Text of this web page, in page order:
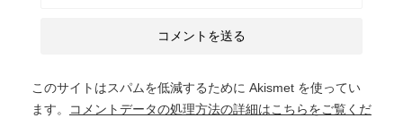
このサイトはスパムを低減するために Akismet を使ってい
ます。
コメントデータの処理方法の詳細はこちらをご覧くだ